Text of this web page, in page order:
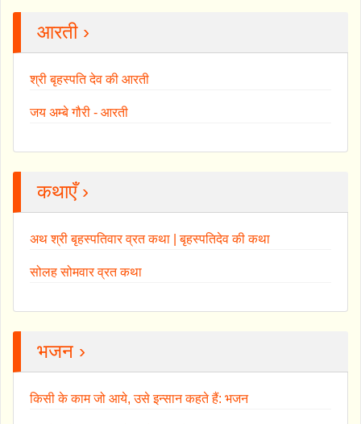
आरती ›
श्री बृहस्पति देव की आरती
जय अम्बे गौरी - आरती
कथाएँ ›
अथ श्री बृहस्पतिवार व्रत कथा | बृहस्पतिदेव की कथा
सोलह सोमवार व्रत कथा
भजन ›
किसी के काम जो आये, उसे इन्सान कहते हैं: भजन